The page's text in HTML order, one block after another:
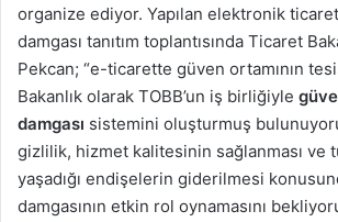
organize ediyor. Yapılan elektronik
damgası tanıtım toplantısında Ticaret
Pekcan; “e-ticarette güven ortamının
Bakanlık olarak TOBB’un iş birliğiyle
damgası sistemini oluşturmuş
gizlilik, hizmet kalitesinin sağlanması ve
yaşadığı endişelerin giderilmesi
damgasının etkin rol oynamasını